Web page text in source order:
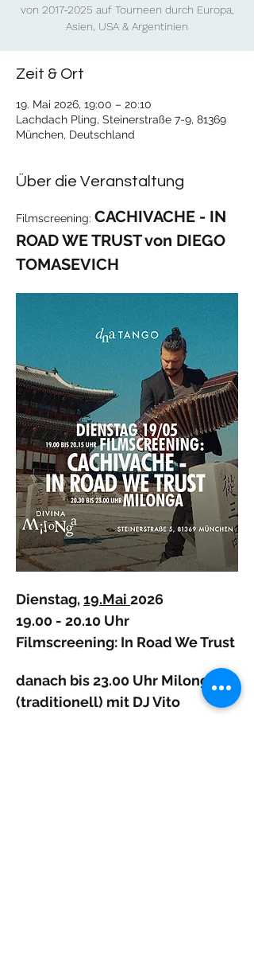
von 2017-2025 auf Tourneen durch Europa,
Asien, USA & Argentinien
Zeit & Ort
19. Mai 2026, 19:00 – 20:10
Lachdach Pling, Steinerstraße 7-9, 81369
München, Deutschland
Über die Veranstaltung
Filmscreening: CACHIVACHE - IN
ROAD WE TRUST von DIEGO
TOMASEVICH
Dienstag, 19.Mai 2026
19.00 - 20.10 Uhr
Filmscreening: In Road We Trust
danach bis 23.00 Uhr Milonga
(traditionell) mit DJ Vito